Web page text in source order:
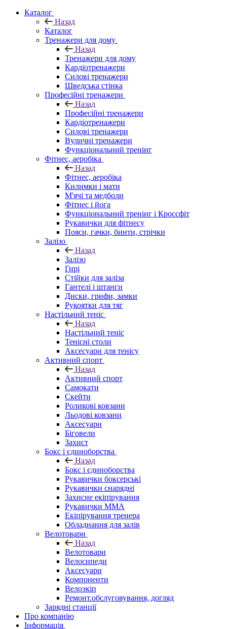
Каталог
Назад
Каталог
Тренажери для дому
Назад
Тренажери для дому
Кардіотренажери
Силові тренажери
Шведська стінка
Професійні тренажери
Назад
Професійні тренажери
Кардіотренажери
Силові тренажери
Вуличні тренажери
Функціональний тренінг
Фітнес, аеробіка
Назад
Фітнес, аеробіка
Килимки і мати
М'ячі та медболи
Фітнес і йога
Функціональний тренінг і Кроссфіт
Рукавички для фітнесу
Пояси, гачки, бинти, стрічки
Залізо
Назад
Залізо
Гирі
Стійки для заліза
Гантелі і штанги
Диски, грифи, замки
Рукоятки для тяг
Настільний теніс
Назад
Настільний теніс
Тенісні столи
Аксесуари для тенісу
Активний спорт
Назад
Активний спорт
Самокати
Скейти
Роликові ковзани
Льодові ковзани
Аксесуари
Біговели
Захист
Бокс і єдиноборства
Назад
Бокс і єдиноборства
Рукавички боксерські
Рукавички снарядні
Захисне екіпірування
Рукавички ММА
Екіпірування тренера
Обладнання для залів
Велотовари
Назад
Велотовари
Велосипеди
Аксесуари
Компоненти
Велоэкіп
Ремонт.обслуговування, догляд
Зарядні станції
Про компанію
Інформація